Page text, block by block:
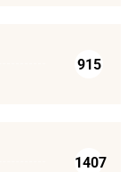
915
1407